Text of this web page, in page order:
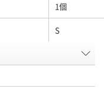
1個
S
X910007